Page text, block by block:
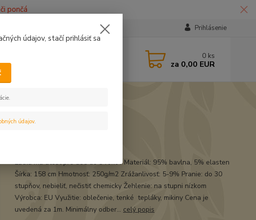
pončá
Prihlásenie
0 ks
za 0,00 EUR
Látka má atest pre deti do 3 rokov Materiál: 95% bavlna, 5% elasten
Šírka: 158 cm Hmotnosť: 250g/m2 Zrážanlivosť: 5-9% Pranie: do 30
stupňov, nebieliť, nečistiť chemicky Žehlenie: na stupni nízkom
Výrobca: EU Využitie: oblečenie, tenké tepláky, mikiny Cena je
uvedená za 1m. Minimálny odber... celý popis
údajov, stačí prihlásiť sa
údajov.